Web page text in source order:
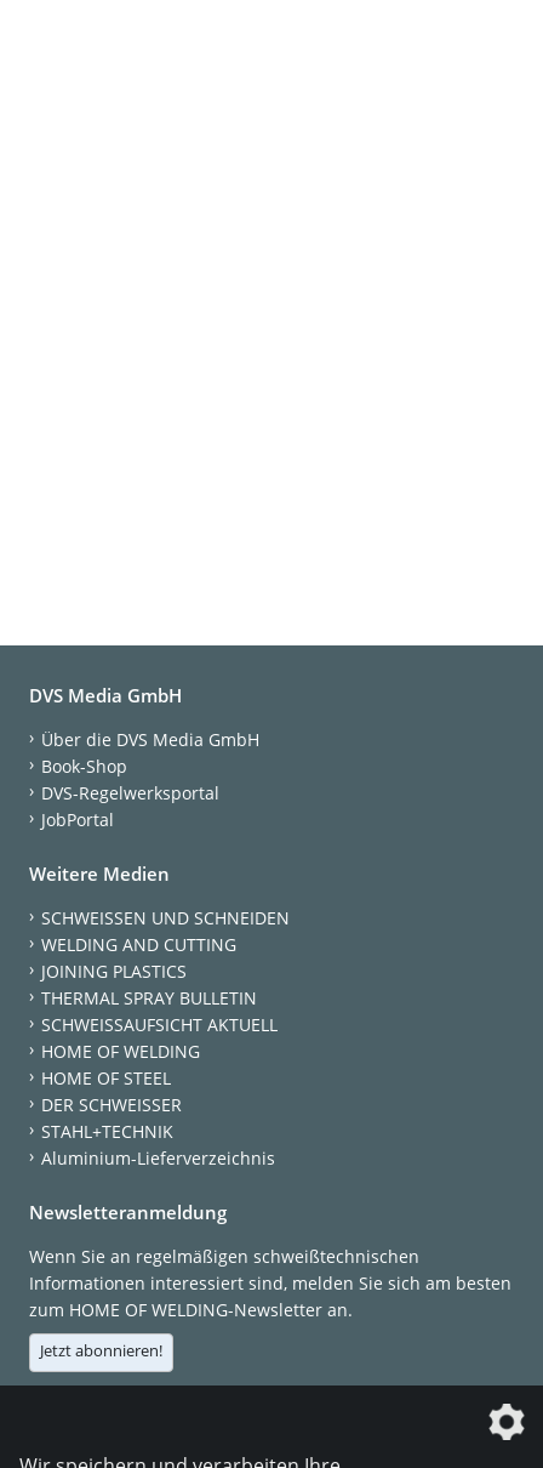
DVS Media GmbH
Über die DVS Media GmbH
Book-Shop
DVS-Regelwerksportal
JobPortal
Weitere Medien
SCHWEISSEN UND SCHNEIDEN
WELDING AND CUTTING
JOINING PLASTICS
THERMAL SPRAY BULLETIN
SCHWEISSAUFSICHT AKTUELL
HOME OF WELDING
HOME OF STEEL
DER SCHWEISSER
STAHL+TECHNIK
Aluminium-Lieferverzeichnis
Newsletteranmeldung
Wenn Sie an regelmäßigen schweißtechnischen
Informationen interessiert sind, melden Sie sich am besten
zum HOME OF WELDING-Newsletter an.
Jetzt abonnieren!
Die DVS Media GmbH ist ein Unternehmen der